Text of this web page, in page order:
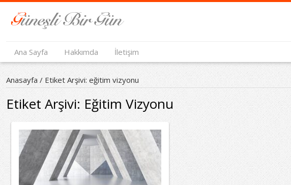
Ana Sayfa Hakkımda İletişim
Anasayfa/ Etiket Arşivi: eğitim vizyonu
Etiket Arşivi: Eğitim Vizyonu